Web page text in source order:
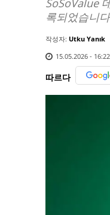
SoSoValue
록되었습니
작성자: Utku Yanık
15.05.2026 - 16:22
따르다